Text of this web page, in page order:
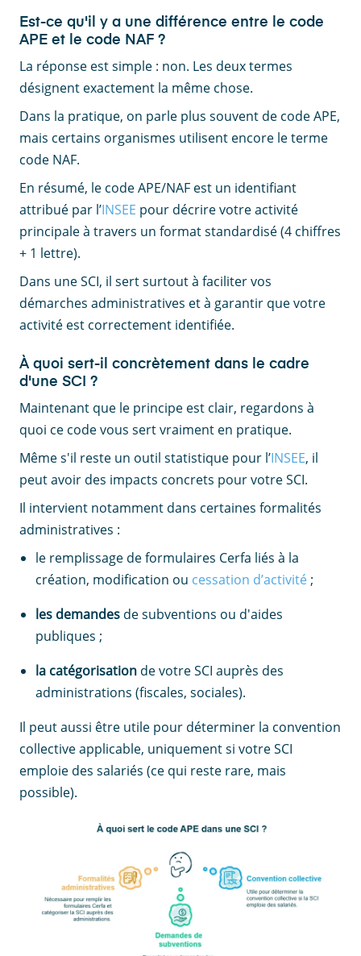
Est-ce qu'il y a une différence entre le code
APE et le code NAF ?
La réponse est simple : non. Les deux termes
désignent exactement la même chose.
Dans la pratique, on parle plus souvent de code APE,
mais certains organismes utilisent encore le terme
code NAF.
En résumé, le code APE/NAF est un identifiant
attribué par l’INSEE pour décrire votre activité
principale à travers un format standardisé (4 chiffres
+ 1 lettre).
Dans une SCI, il sert surtout à faciliter vos
démarches administratives et à garantir que votre
activité est correctement identifiée.
À quoi sert-il concrètement dans le cadre
d'une SCI ?
Maintenant que le principe est clair, regardons à
quoi ce code vous sert vraiment en pratique.
Même s'il reste un outil statistique pour l’INSEE, il
peut avoir des impacts concrets pour votre SCI.
Il intervient notamment dans certaines formalités
administratives :
le remplissage de formulaires Cerfa liés à la
création, modification ou cessation d’activité ;
les demandes de subventions ou d'aides
publiques ;
la catégorisation de votre SCI auprès des
administrations (fiscales, sociales).
Il peut aussi être utile pour déterminer la convention
collective applicable, uniquement si votre SCI
emploie des salariés (ce qui reste rare, mais
possible).